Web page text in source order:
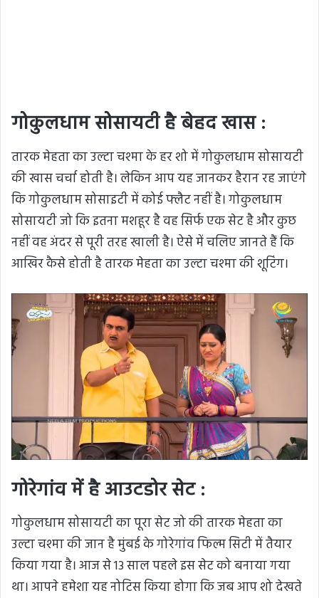
गोकुलधाम सोसायटी है बेहद खास :
तारक मेहता का उल्टा चश्मा के हर शो में गोकुलधाम सोसायटी
की खास चर्चा होती है। लेकिन आप यह जानकर हैरान रह जाएंगे
कि गोकुलधाम सोसाइटी में कोई फ्लैट नहीं है। गोकुलधाम
सोसायटी जो कि इतना मशहूर है वह सिर्फ एक सेट है और कुछ
नहीं वह अंदर से पूरी तरह खाली है। ऐसे में चलिए जानते हैं कि
आखिर कैसे होती है तारक मेहता का उल्टा चश्मा की शूटिंग।
गोरेगांव में है आउटडोर सेट :
गोकुलधाम सोसायटी का पूरा सेट जो की तारक मेहता का
उल्टा चश्मा की जान है मुंबई के गोरेगांव फिल्म सिटी में तैयार
किया गया है। आज से 13 साल पहले इस सेट को बनाया गया
था। आपने हमेशा यह नोटिस किया होगा कि जब आप शो देखते